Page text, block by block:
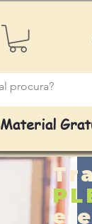
Material
e